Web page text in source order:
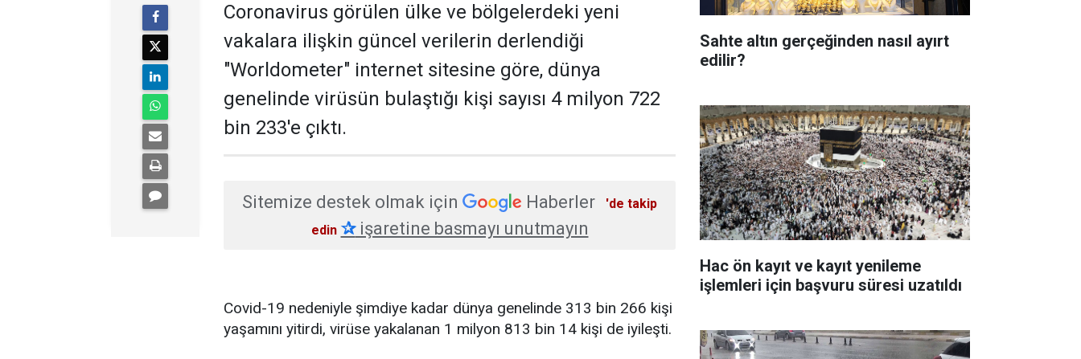
Coronavirus görülen ülke ve bölgelerdeki yeni
vakalara ilişkin güncel verilerin derlendiği
"Worldometer" internet sitesine göre, dünya
genelinde virüsün bulaştığı kişi sayısı 4 milyon 722
bin 233'e çıktı.
Sitemize destek olmak için Haberler
'de takip
edin ✰işaretine basmayı unutmayın
Covid-19 nedeniyle şimdiye kadar dünya genelinde 313 bin 266 kişi
yaşamını yitirdi, virüse yakalanan 1 milyon 813 bin 14 kişi de iyileşti.
Sahte altın gerçeğinden nasıl ayırt
edilir?
Hac ön kayıt ve kayıt yenileme
işlemleri için başvuru süresi uzatıldı